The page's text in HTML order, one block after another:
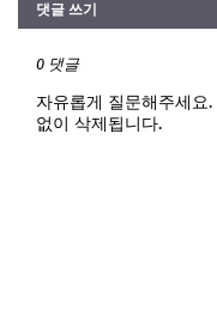
댓글 쓰기
0 댓글
자유롭게 질문해주세요
없이 삭제됩니다.